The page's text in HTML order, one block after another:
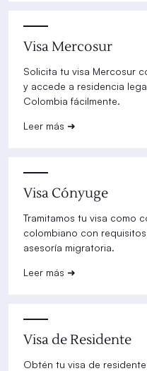
Visa Mercosur
Solicita tu visa Mercosur
y accede a residencia
Colombia fácilmente.
Leer más ➜
Visa Cónyuge
Tramitamos tu visa como
colombiano con
asesoría migratoria.
Leer más ➜
Visa de Residente
Obtén tu visa de